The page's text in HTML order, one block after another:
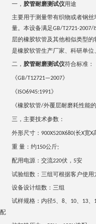
一， 胶管耐磨测试仪用途
主要用于测量带有织物或者钢
量。本设备满足GB/T2721-2007/
层的橡胶软管及其他相似类型
是橡胶软管生产厂家、科研单位
二， 胶管耐磨测试仪符合标准：
《GB/T12721—2007》
《 ISO6945:1991》
《橡胶软管/外覆层耐磨耗性能的
三， 主要技术参数：
外形尺寸： 900X520X680(长X宽X
重 量：约150公斤;
配用电源：交流220伏， 5安
试验组数：三组可根据客户使用
设备设计组数：三组
试样规格：内径5、 8、 10、 13、
配